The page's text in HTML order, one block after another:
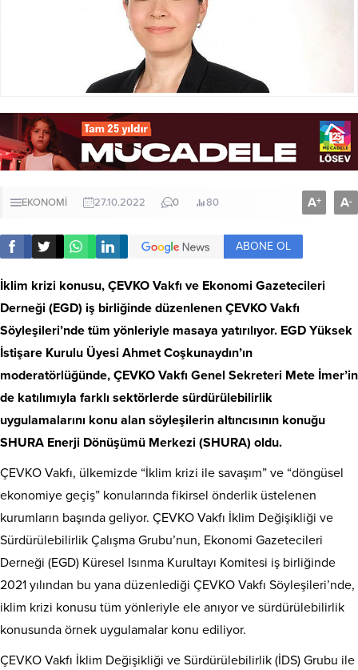
EKONOMİ 27.10.2022 0 80 A+ A-
ABONE OL
İklim krizi konusu, ÇEVKO Vakfı ve Ekonomi Gazetecileri
Derneği (EGD) iş birliğinde düzenlenen ÇEVKO Vakfı
Söyleşileri’nde tüm yönleriyle masaya yatırılıyor. EGD Yüksek
İstişare Kurulu Üyesi Ahmet Coşkunaydın’ın
moderatörlüğünde, ÇEVKO Vakfı Genel Sekreteri Mete İmer’in
de katılımıyla farklı sektörlerde sürdürülebilirlik
uygulamalarını konu alan söyleşilerin altıncısının konuğu
SHURA Enerji Dönüşümü Merkezi (SHURA) oldu.
ÇEVKO Vakfı, ülkemizde “İklim krizi ile savaşım” ve “döngüsel
ekonomiye geçiş” konularında fikirsel önderlik üstelenen
kurumların başında geliyor. ÇEVKO Vakfı İklim Değişikliği ve
Sürdürülebilirlik Çalışma Grubu’nun, Ekonomi Gazetecileri
Derneği (EGD) Küresel Isınma Kurultayı Komitesi iş birliğinde
2021 yılından bu yana düzenlediği ÇEVKO Vakfı Söyleşileri’nde,
iklim krizi konusu tüm yönleriyle ele anıyor ve sürdürülebilirlik
konusunda örnek uygulamalar konu ediliyor.
ÇEVKO Vakfı İklim Değişikliği ve Sürdürülebilirlik (İDS) Grubu ile